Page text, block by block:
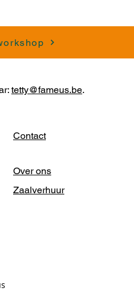
tetty@fameus.be.
Contact
Over ons
Zaalverhuur